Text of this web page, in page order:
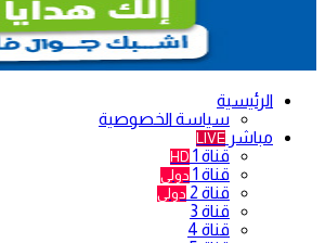
الرئيسية
سياسة الخصوصية
مباشر LIVE
قناة 1 HD
قناة 1 دولي
قناة 2 دولي
قناة 3
قناة 4